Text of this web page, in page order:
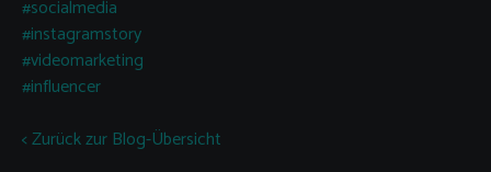
#socialmedia
#instagramstory
#videomarketing
#influencer
< Zurück zur Blog-Übersicht